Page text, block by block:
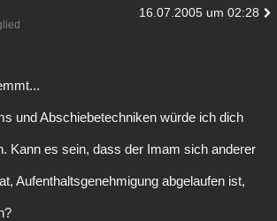
16.07.2005 um 02:28
und Abschiebetechniken würde ich dich
Kann es sein, dass der Imam sich anderer
Aufenthaltsgenehmigung abgelaufen ist,